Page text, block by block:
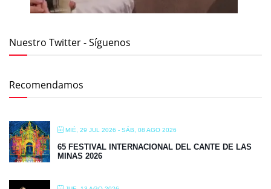
Nuestro Twitter - Síguenos
Recomendamos
MIÉ, 29 JUL 2026 - SÁB, 08 AGO 2026
65 FESTIVAL INTERNACIONAL DEL CANTE DE LAS
MINAS 2026